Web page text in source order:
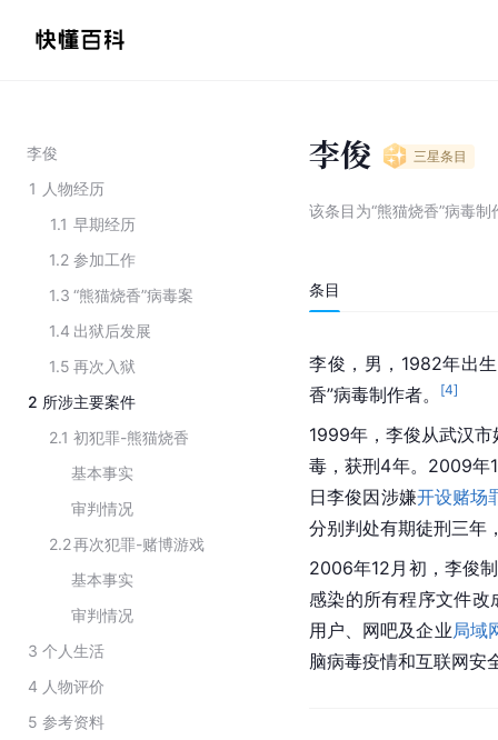
李俊
1 人物经历
1.1 早期经历
1.2 参加工作
1.3 “熊猫烧香”病毒案
1.4 出狱后发展
1.5 再次入狱
2 所涉主要案件
2.1 初犯罪-熊猫烧香
基本事实
审判情况
2.2再次犯罪-赌博游戏
基本事实
审判情况
3 个人生活
4 人物评价
5 参考资料
李俊 三星条目
该条目为“熊猫烧香”病毒制
条目
李俊，男，1982年出
香”病毒制作者。
[4]
1999年，李俊从武汉
毒，获刑4年。2009年
日李俊因涉嫌开设赌场
分别判处有期徒刑三年
2006年12月初， 李俊
感染的所有程序文件改
用户、网吧及企业局域
脑病毒疫情和互联网安